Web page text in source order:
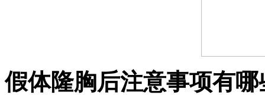
假体隆胸后注意事项有哪